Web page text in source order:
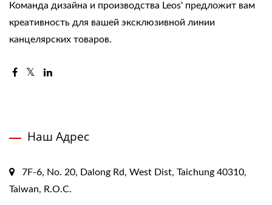
Команда дизайна и производства Leos' предложит вам
креативность для вашей эксклюзивной линии
канцелярских товаров.
Наш Адрес
7F-6, No. 20, Dalong Rd, West Dist, Taichung 40310,
Taiwan, R.O.C.